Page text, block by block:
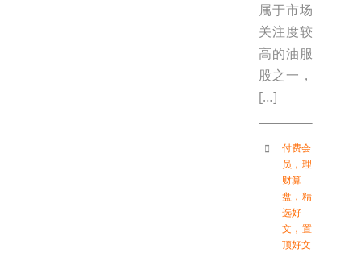
属于市场
关注度较
高的油服
股之一，
[…]
付费会
员 ， 理
财算
盘 ， 精
选好
文 ， 置
顶好文